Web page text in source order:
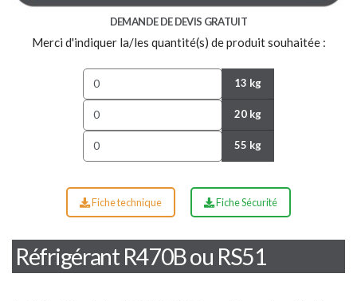
DEMANDE DE DEVIS GRATUIT
Merci d'indiquer la/les quantité(s) de produit souhaitée :
13 kg
20 kg
55 kg
Fiche technique Fiche Sécurité
Réfrigérant R470B ou RS51